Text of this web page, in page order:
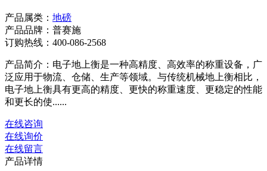
产品属类： 地磅
产品品牌：普赛施
订购热线： 400-086-2568
产品简介：电子地上衡是一种高精度、高效率的称重设备，广
泛应用于物流、仓储、生产等领域。与传统机械地上衡相比，
电子地上衡具有更高的精度、更快的称重速度、更稳定的性能
和更长的使......
在线咨询
在线询价
在线留言
产品详情